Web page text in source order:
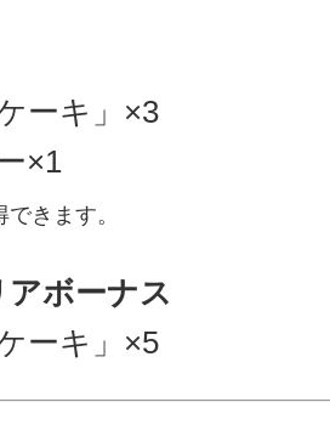
ーキ」×3
×1
きます。
ボーナス
ーキ」×5